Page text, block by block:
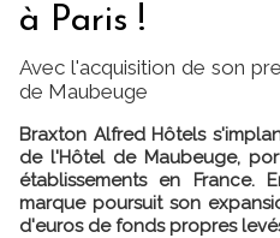
à Paris !
Avec l'acquisition de son
de Maubeuge
Braxton Alfred Hôtels
de l'Hôtel de Maubeuge,
établissements en France.
marque poursuit son
d'euros de fonds propres